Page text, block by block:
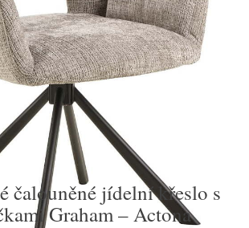
čalouněné jídelní křeslo s
Graham – Actona